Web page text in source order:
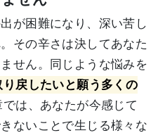
が困難になり、深い苦し
その辛さは決してあなた
せん。同じような悩みを
戻したいと願う多くの
では、あなたが今感じて
ないことで生じる様々な